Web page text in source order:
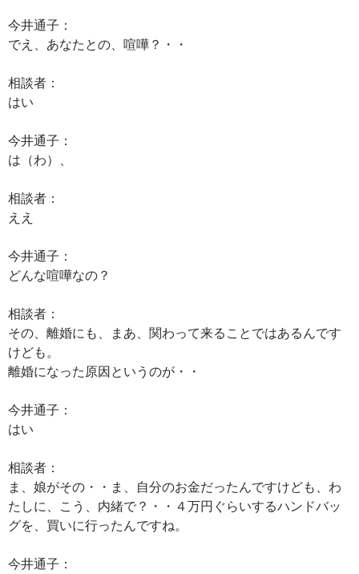
今井通子：
でえ、あなたとの、喧嘩？・・
相談者：
はい
今井通子：
は（わ）、
相談者：
ええ
今井通子：
どんな喧嘩なの？
相談者：
その、離婚にも、まあ、関わって来ることではあるんです
けども。
離婚になった原因というのが・・
今井通子：
はい
相談者：
ま、娘がその・・ま、自分のお金だったんですけども、わ
たしに、こう、内緒で？・・４万円ぐらいするハンドバッ
グを、買いに行ったんですね。
今井通子：